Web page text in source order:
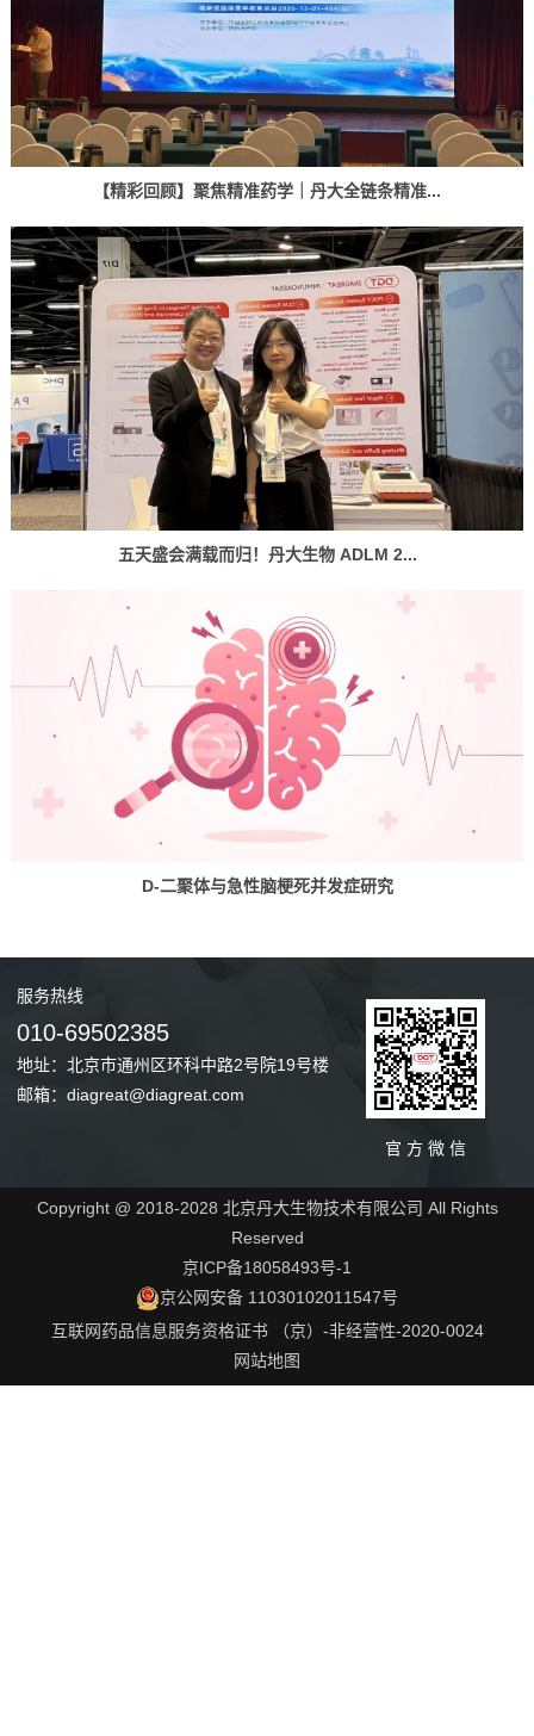
【精彩回顾】聚焦精准药学｜丹大全链条精准...
五天盛会满载而归！丹大生物 ADLM 2...
D-二聚体与急性脑梗死并发症研究
服务热线
010-69502385
地址：北京市通州区环科中路2号院19号楼
邮箱：diagreat@diagreat.com
官 方 微 信
Copyright @ 2018-2028 北京丹大生物技术有限公司 All Rights
Reserved
京ICP备18058493号-1
京公网安备 11030102011547号
互联网药品信息服务资格证书 （京）-非经营性-2020-0024
网站地图